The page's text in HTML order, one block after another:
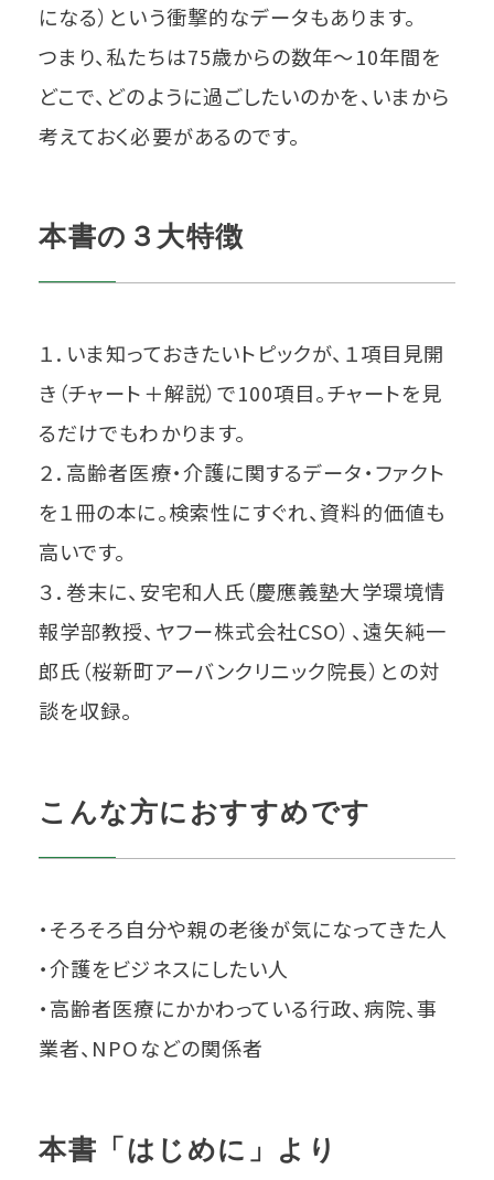
になる）という衝撃的なデータもあります。
つまり、私たちは75歳からの数年～10年間を
どこで、どのように過ごしたいのかを、いまから
考えておく必要があるのです。
本書の３大特徴
１．いま知っておきたいトピックが、１項目見開
き（チャート＋解説）で100項目。チャートを見
るだけでもわかります。
２．高齢者医療・介護に関するデータ・ファクト
を１冊の本に。検索性にすぐれ、資料的価値も
高いです。
３．巻末に、安宅和人氏（慶應義塾大学環境情
報学部教授、ヤフー株式会社CSO）、遠矢純一
郎氏（桜新町アーバンクリニック院長）との対
談を収録。
こんな方におすすめです
・そろそろ自分や親の老後が気になってきた人
・介護をビジネスにしたい人
・高齢者医療にかかわっている行政、病院、事
業者、NPOなどの関係者
本書「はじめに」より